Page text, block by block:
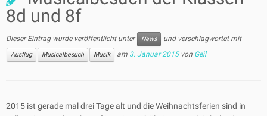
8d und 8f
Dieser Eintrag wurde veröffentlicht unter News und verschlagwortet mit
Ausflug Musicalbesuch Musik am 3. Januar 2015 von Geil
2015 ist gerade mal drei Tage alt und die Weihnachtsferien sind in